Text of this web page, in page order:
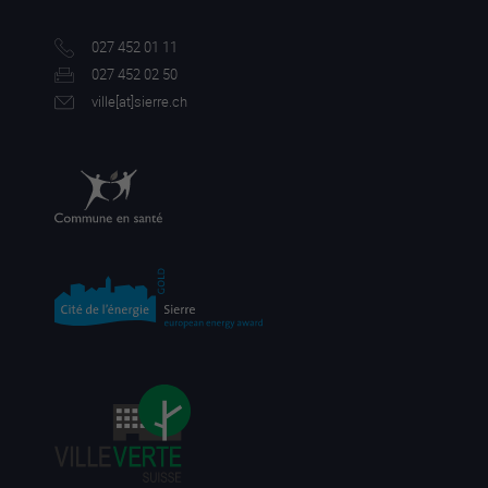
027 452 01 11
027 452 02 50
ville[at]sierre.ch